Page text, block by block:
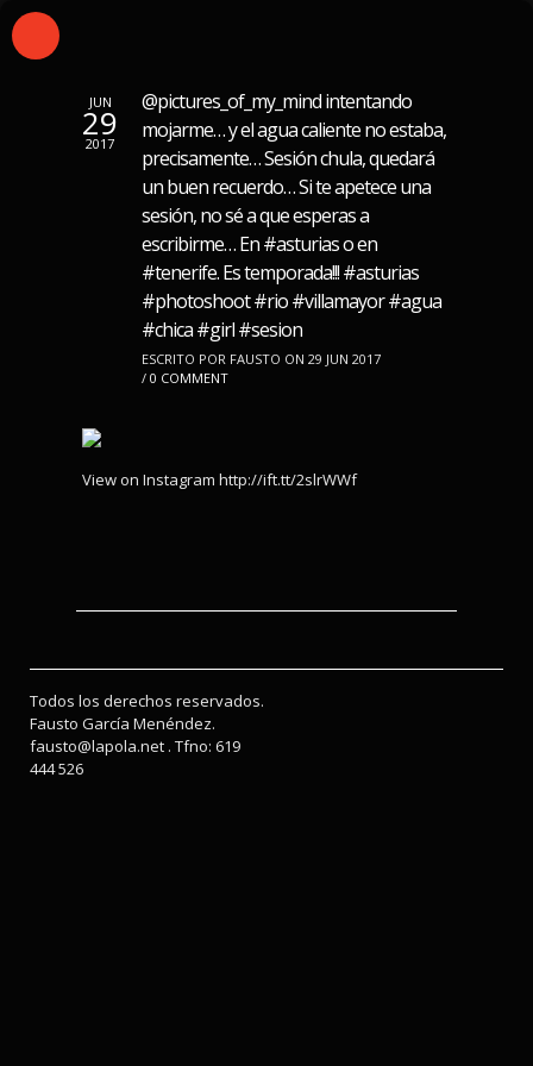
JUN
29
2017
@pictures_of_my_mind intentando
mojarme… y el agua caliente no estaba,
precisamente… Sesión chula, quedará
un buen recuerdo… Si te apetece una
sesión, no sé a que esperas a
escribirme… En #asturias o en
#tenerife. Es temporada!!! #asturias
#photoshoot #rio #villamayor #agua
#chica #girl #sesion
ESCRITO POR FAUSTO ON 29 JUN 2017
/ 0 COMMENT
View on Instagram http://ift.tt/2slrWWf
Todos los derechos reservados.
Fausto García Menéndez.
fausto@lapola.net . Tfno: 619
444 526